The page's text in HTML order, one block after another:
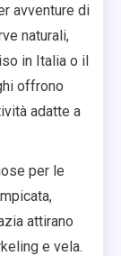
avventure di
naturali,
in Italia o il
offrono
adatte a
per le
attirano
e vela.